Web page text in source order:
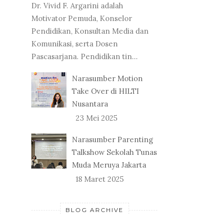
Dr. Vivid F. Argarini adalah
Motivator Pemuda, Konselor
Pendidikan, Konsultan Media dan
Komunikasi, serta Dosen
Pascasarjana. Pendidikan tin...
Narasumber Motion
Take Over di HILTI
Nusantara
23 Mei 2025
Narasumber Parenting
Talkshow Sekolah Tunas
Muda Meruya Jakarta
18 Maret 2025
BLOG ARCHIVE